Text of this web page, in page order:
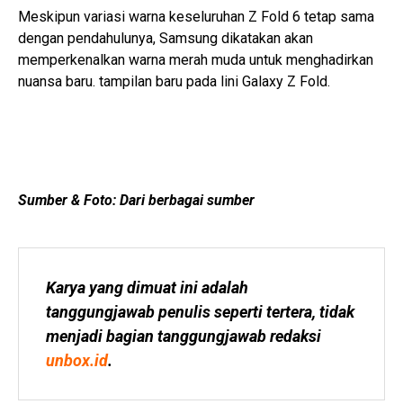
Meskipun variasi warna keseluruhan Z Fold 6 tetap sama
dengan pendahulunya, Samsung dikatakan akan
memperkenalkan warna merah muda untuk menghadirkan
nuansa baru. tampilan baru pada lini Galaxy Z Fold.
Sumber & Foto: Dari berbagai sumber
Karya yang dimuat ini adalah
tanggungjawab penulis seperti tertera, tidak
unbox.id.